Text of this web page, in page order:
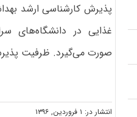
پذیرش کارشناسی ارشد
غذایی در دانشگاه‌های
صورت می‌گیرد. ظرفیت
انتشار در: ۱ فروردین, ۱۳۹۶